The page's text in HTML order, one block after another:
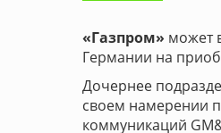
«Газпром» может
Германии на
Дочернее
своем намерении
коммуникаций